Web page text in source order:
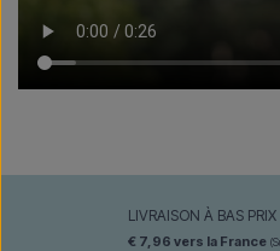
LIVRAISON À BAS PRIX
€ 7,96 vers la France